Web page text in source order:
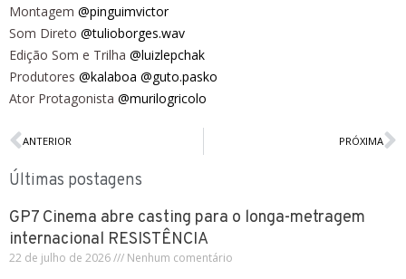
Montagem @pinguimvictor
Som Direto @tulioborges.wav
Edição Som e Trilha @luizlepchak
Produtores @kalaboa @guto.pasko
Ator Protagonista @murilogricolo
ANTERIOR PRÓXIMA
Últimas postagens
GP7 Cinema abre casting para o longa-metragem
internacional RESISTÊNCIA
22 de julho de 2026
Nenhum comentário